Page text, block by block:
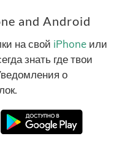
and Android
на свой iPhone или
знать где твои
о